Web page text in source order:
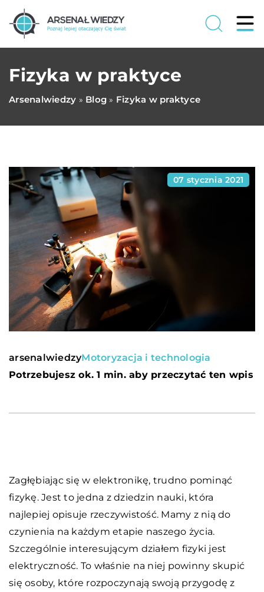
Fizyka w praktyce
Arsenalwiedzy » Blog » Fizyka w praktyce
07 stycznia 2021
arsenalwiedzyMotoryzacja i technologia
Potrzebujesz ok. 1 min. aby przeczytać ten wpis
Zagłębiając się w elektronikę, trudno pominąć
fizykę. Jest to jedna z dziedzin nauki, która
najlepiej opisuje rzeczywistość. Mamy z nią do
czynienia na każdym etapie naszego życia.
Szczególnie interesującym działem fizyki jest
elektryczność. To właśnie na niej powinny skupić
się osoby, które rozpoczynają swoją przygodę z